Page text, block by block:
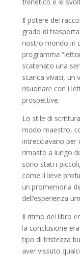
Il potere del
grado di
nostro mondo in
programma
scatenato una
scarica vivaci, un
risuonare con i
prospettive.
Lo stile di
modo maestro,
intrecciavano per
rimasto a lungo
sono stati i
come il lieve
un promemoria
dell’esperienza
Il ritmo del libro
la conclusione
tipo di tristezza
aver vissuto